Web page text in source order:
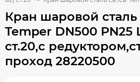
Кран шаровой сталь
Temper DN500 PN25
ст.20,с
проход 28220500